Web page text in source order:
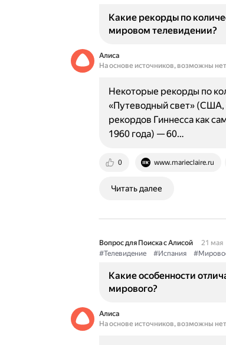
Какие рекорды по
мировом телевидении?
Алиса
На основе источников, возможны
0 www.marieclaire.ru
Некоторые рекорды по
«Путеводный свет» (США,
рекордов Гиннесса как
1960 года) — 60…
Читать далее
Вопрос для Поиска с Алисой
21 мая
#Телевидение
#Испания
Какие особенности
мирового?
Алиса
На основе источников, возможны